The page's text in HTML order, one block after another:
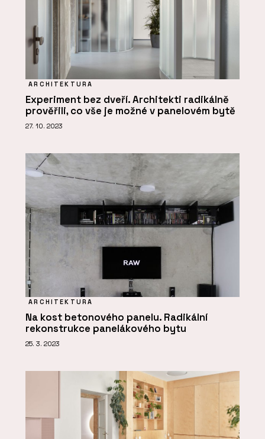
ARCHITEKTURA
Experiment bez dveří. Architekti radikálně
prověřili, co vše je možné v panelovém bytě
27. 10. 2023
ARCHITEKTURA
Na kost betonového panelu. Radikální
rekonstrukce panelákového bytu
25. 3. 2023